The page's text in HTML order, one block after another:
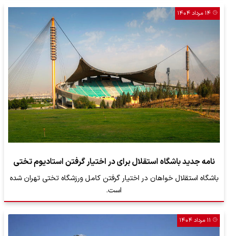
۱۴ مرداد ۱۴۰۴
نامه جدید باشگاه استقلال برای در اختیار گرفتن استادیوم تختی
باشگاه استقلال خواهان در اختیار گرفتن کامل ورزشگاه تختی تهران شده
است.
۱۱ مرداد ۱۴۰۴